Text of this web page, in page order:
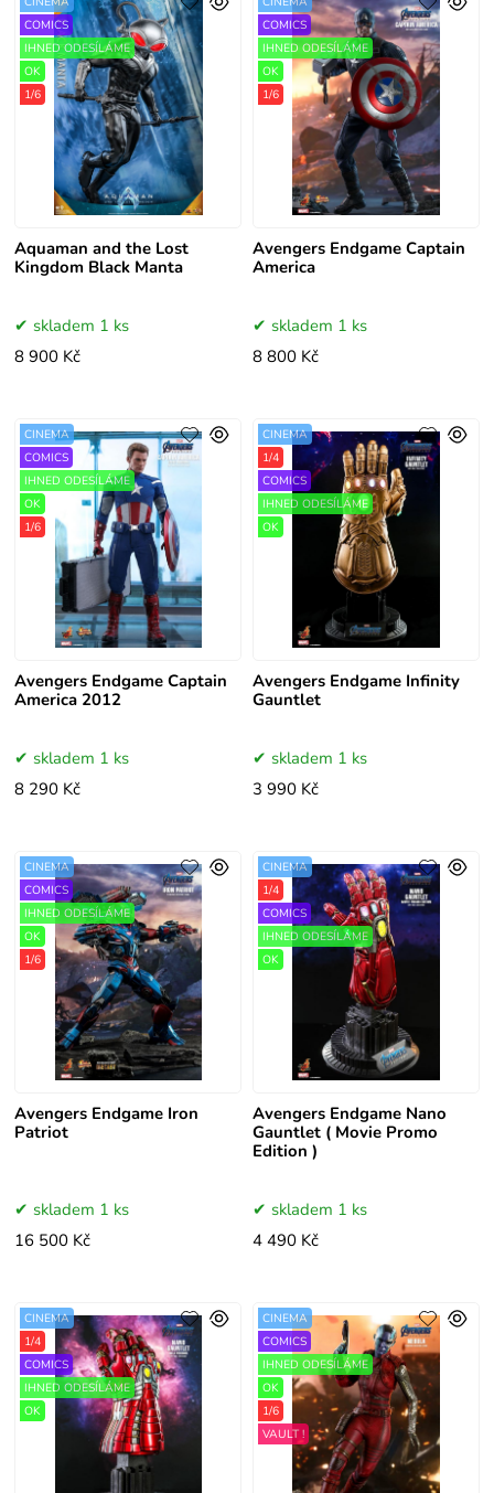
Aquaman and the Lost
Kingdom Black Manta
COMICS
IHNED ODESÍLÁME
OK
1/6
skladem 1 ks
8 900 Kč
Avengers Endgame Captain
America
COMICS
IHNED ODESÍLÁME
OK
1/6
skladem 1 ks
8 800 Kč
Avengers Endgame Captain
America 2012
CINEMA
COMICS
IHNED ODESÍLÁME
OK
1/6
skladem 1 ks
8 290 Kč
Avengers Endgame Infinity
Gauntlet
CINEMA
1/4
COMICS
IHNED ODESÍLÁME
OK
skladem 1 ks
3 990 Kč
Avengers Endgame Iron
Patriot
CINEMA
COMICS
IHNED ODESÍLÁME
OK
1/6
skladem 1 ks
16 500 Kč
Avengers Endgame Nano
Gauntlet ( Movie Promo
Edition )
CINEMA
1/4
COMICS
IHNED ODESÍLÁME
OK
skladem 1 ks
4 490 Kč
CINEMA
1/4
COMICS
IHNED ODESÍLÁME
OK
CINEMA
COMICS
IHNED ODESÍLÁME
OK
1/6
VAULT !